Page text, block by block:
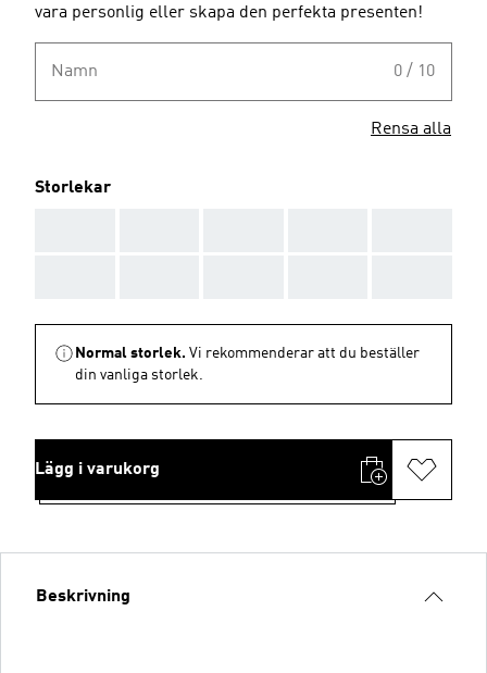
vara personlig eller skapa den perfekta presenten!
Namn 0 / 10
Rensa alla
Storlekar
Normal storlek. Vi rekommenderar att du beställer
din vanliga storlek.
Lägg i varukorg
Beskrivning